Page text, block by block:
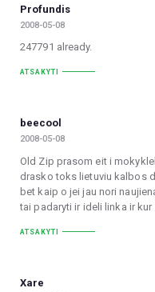
Profundis
2008-05-08
247791 already.
ATSAKYTI
beecool
2008-05-08
Old Zip prasom eit i
drasko toks lietuviu kalbos
bet kaip o jei jau nori
tai padaryti ir ideli linka ir kur
ATSAKYTI
Xare